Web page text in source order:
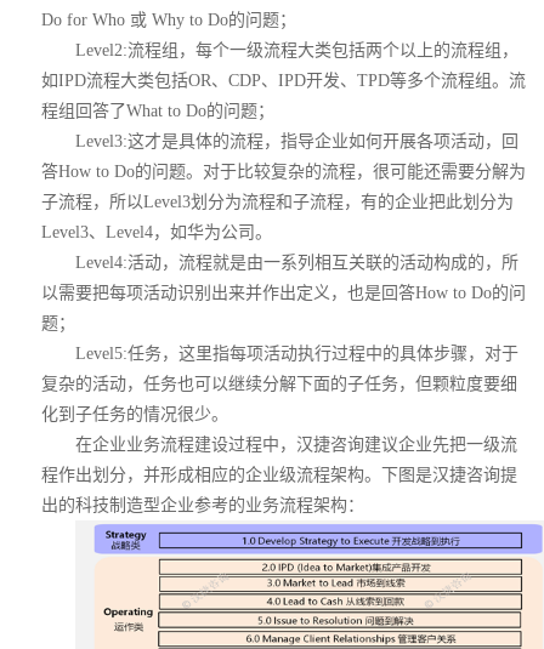
Do for Who 或 Why to Do的问题；
Level2:流程组，每个一级流程大类包括两个以上的流程组，
如IPD流程大类包括OR、CDP、IPD开发、TPD等多个流程组。流
程组回答了What to Do的问题；
Level3:这才是具体的流程，指导企业如何开展各项活动，回
答How to Do的问题。对于比较复杂的流程，很可能还需要分解为
子流程，所以Level3划分为流程和子流程，有的企业把此划分为
Level3、Level4，如华为公司。
Level4:活动，流程就是由一系列相互关联的活动构成的，所
以需要把每项活动识别出来并作出定义，也是回答How to Do的问
题；
Level5:任务，这里指每项活动执行过程中的具体步骤，对于
复杂的活动，任务也可以继续分解下面的子任务，但颗粒度要细
化到子任务的情况很少。
在企业业务流程建设过程中，汉捷咨询建议企业先把一级流
程作出划分，并形成相应的企业级流程架构。下图是汉捷咨询提
出的科技制造型企业参考的业务流程架构：